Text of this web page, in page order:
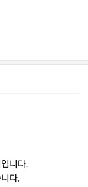
니다.
다.